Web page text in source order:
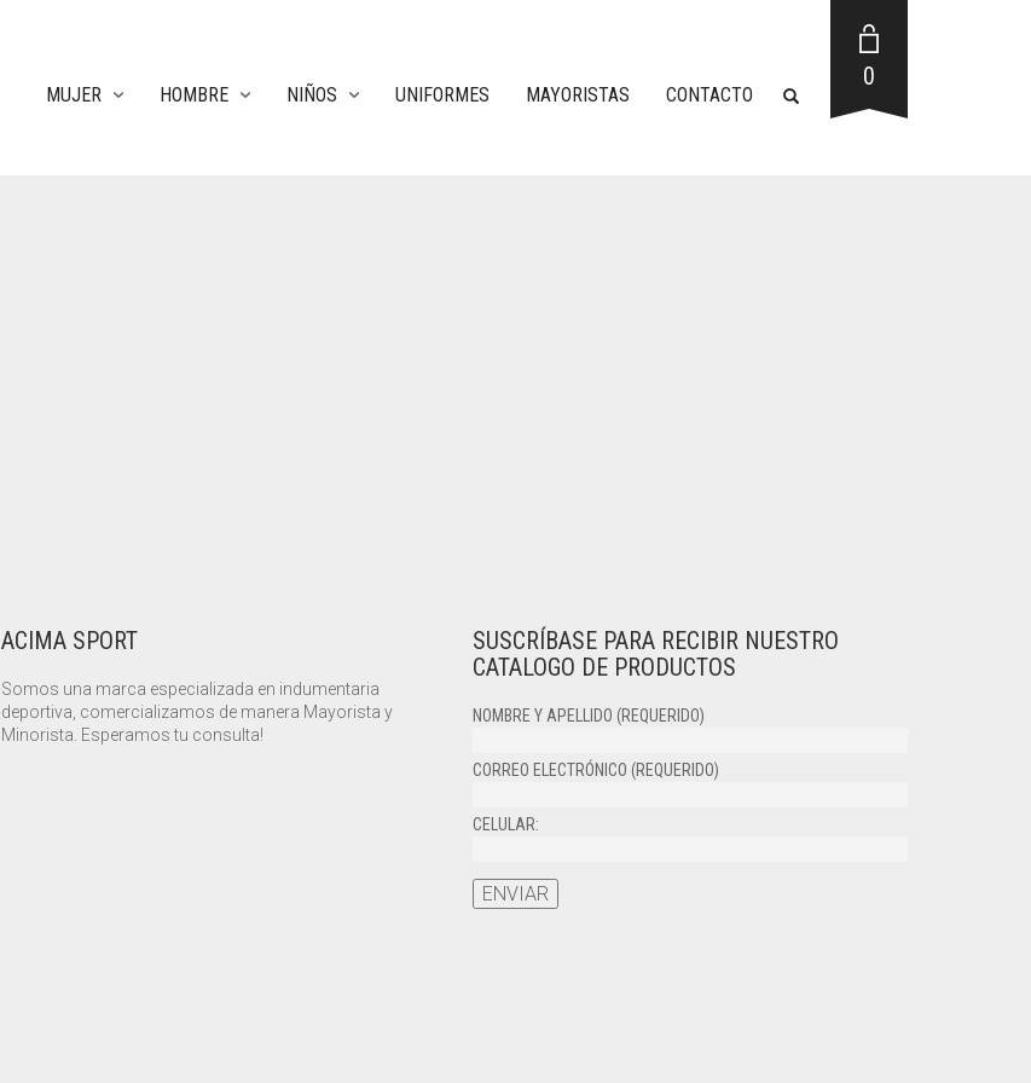
MUJER HOMBRE NIÑOS UNIFORMES MAYORISTAS CONTACTO
0
ACIMA SPORT
Somos una marca especializada en indumentaria
deportiva, comercializamos de manera Mayorista y
Minorista. Esperamos tu consulta!
SUSCRÍBASE PARA RECIBIR NUESTRO
CATALOGO DE PRODUCTOS
NOMBRE Y APELLIDO (REQUERIDO)
CORREO ELECTRÓNICO (REQUERIDO)
CELULAR: